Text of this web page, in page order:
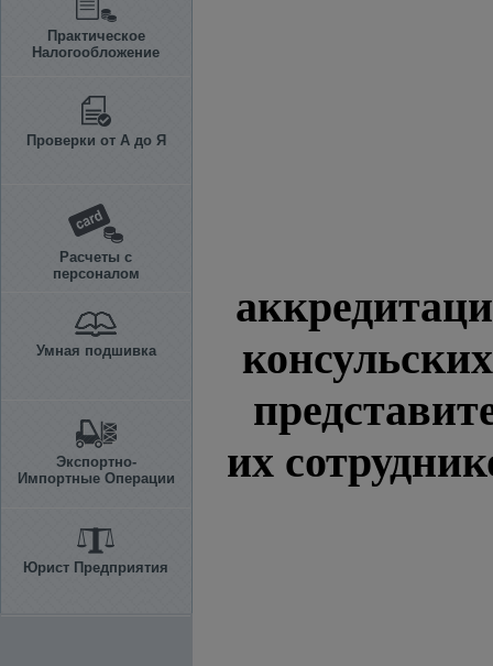
Практическое
Налогообложение
Проверки от А до Я
Расчеты с
персоналом
Умная подшивка
Экспортно-
Импортные Операции
Юрист Предприятия
их